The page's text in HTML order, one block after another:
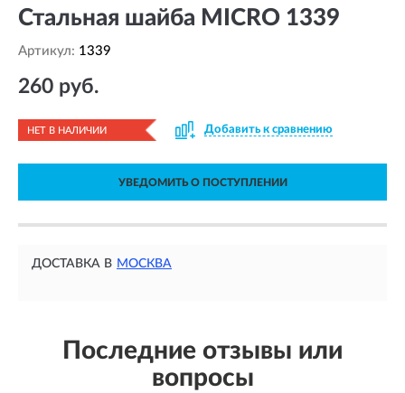
Стальная шайба MICRO 1339
Артикул: 1339
260 руб.
НЕТ В НАЛИЧИИ Добавить к сравнению
УВЕДОМИТЬ О ПОСТУПЛЕНИИ
ДОСТАВКА В МОСКВА
Последние отзывы или
вопросы